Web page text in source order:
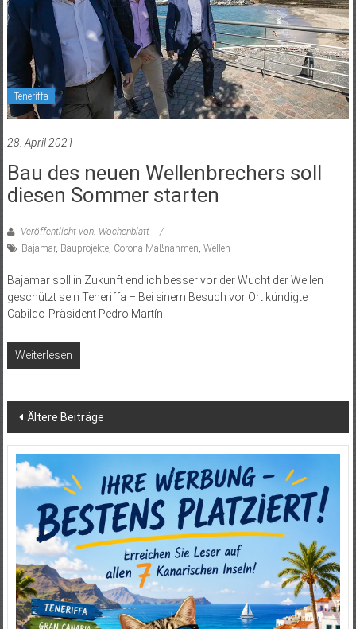
Teneriffa
28. April 2021
Bau des neuen Wellenbrechers soll
diesen Sommer starten
Veröffentlicht von: Wochenblatt
Bajamar, Bauprojekte, Corona-Maßnahmen, Wellen
Bajamar soll in Zukunft endlich besser vor der Wucht der Wellen
geschützt sein Teneriffa – Bei einem Besuch vor Ort kündigte
Cabildo-Präsident Pedro Martín
Weiterlesen
Beitragsnavigation
Ältere Beiträge